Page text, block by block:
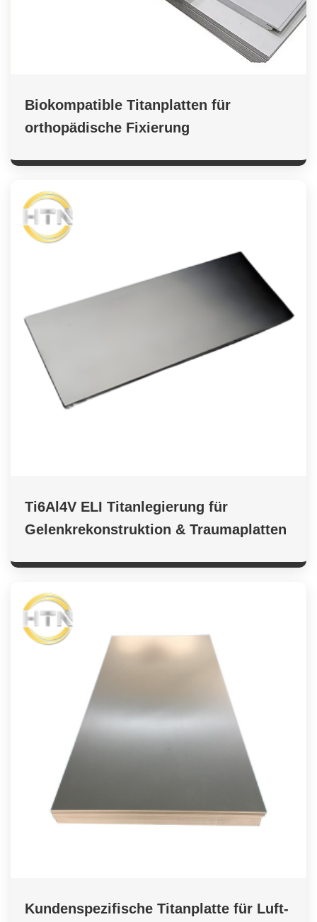
Biokompatible Titanplatten für
orthopädische Fixierung
Ti6Al4V ELI Titanlegierung für
Gelenkrekonstruktion & Traumaplatten
Kundenspezifische Titanplatte für Luft-